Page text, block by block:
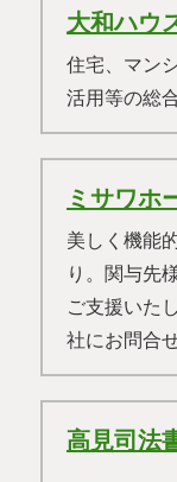
大和ハウ
住宅、マン
活用等の総
ミサワホ
美しく機能
り。関与先
ご支援いた
社にお問合
高見司法